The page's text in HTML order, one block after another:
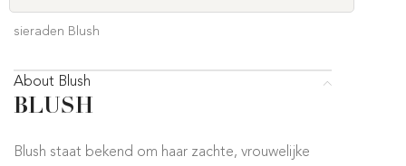
sieraden Blush
About Blush
BLUSH
Blush staat bekend om haar zachte, vrouwelijke